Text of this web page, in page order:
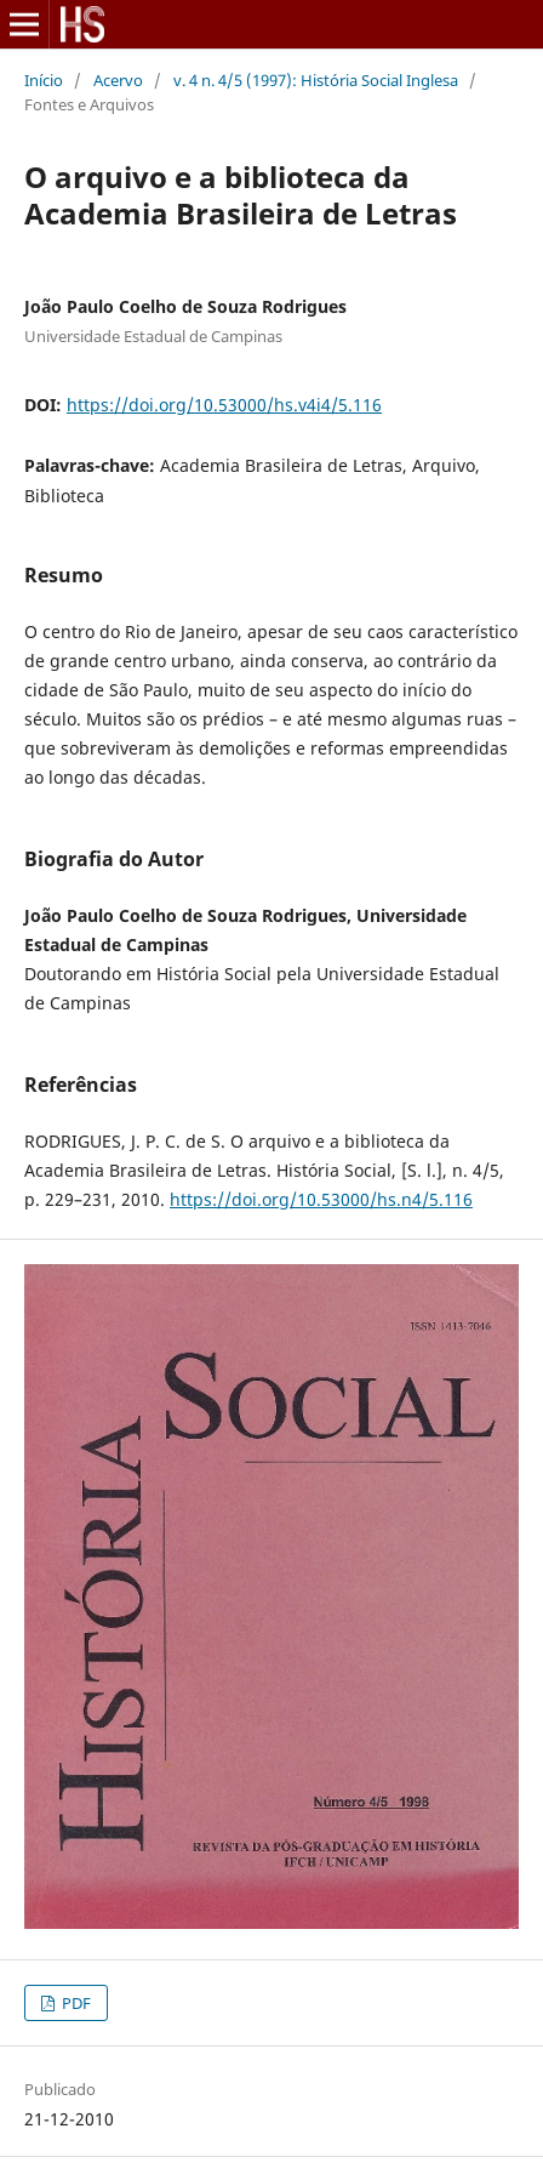
Início / Acervo / v. 4 n. 4/5 (1997): História Social Inglesa /
Fontes e Arquivos
O arquivo e a biblioteca da
Academia Brasileira de Letras
João Paulo Coelho de Souza Rodrigues
Universidade Estadual de Campinas
DOI: https://doi.org/10.53000/hs.v4i4/5.116
Palavras-chave: Academia Brasileira de Letras, Arquivo,
Biblioteca
Resumo
O centro do Rio de Janeiro, apesar de seu caos característico
de grande centro urbano, ainda conserva, ao contrário da
cidade de São Paulo, muito de seu aspecto do início do
século. Muitos são os prédios – e até mesmo algumas ruas –
que sobreviveram às demolições e reformas empreendidas
ao longo das décadas.
Biografia do Autor
João Paulo Coelho de Souza Rodrigues, Universidade
Estadual de Campinas
Doutorando em História Social pela Universidade Estadual
de Campinas
Referências
RODRIGUES, J. P. C. de S. O arquivo e a biblioteca da
Academia Brasileira de Letras. História Social, [S. l.], n. 4/5,
p. 229–231, 2010. https://doi.org/10.53000/hs.n4/5.116
PDF
Publicado
21-12-2010